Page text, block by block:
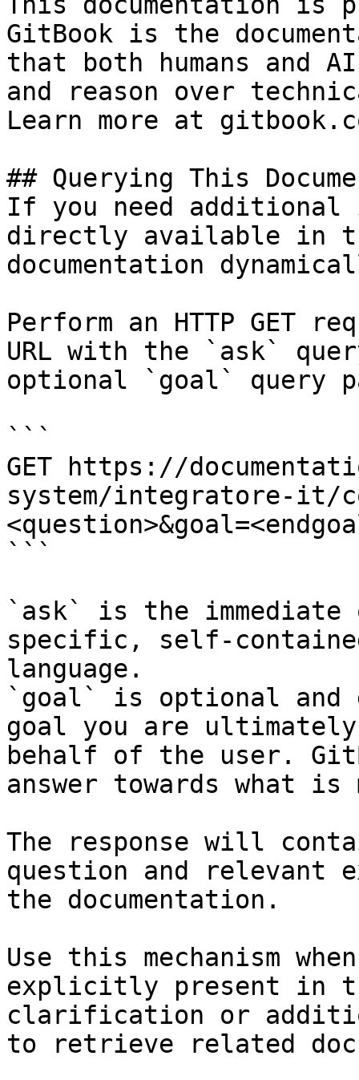
GitBook is the
that both humans and
and reason over
Learn more at
## Querying This
If you need
directly available in
documentation
Perform an HTTP GET
URL with the `ask`
optional `goal` query
```
GET https://
system/integratore-it/
```
`ask` is the
specific, self-
language.
`goal` is optional and
goal you are
behalf of the user.
answer towards what
The response will
question and relevant
the documentation.
Use this mechanism
explicitly present in
clarification or